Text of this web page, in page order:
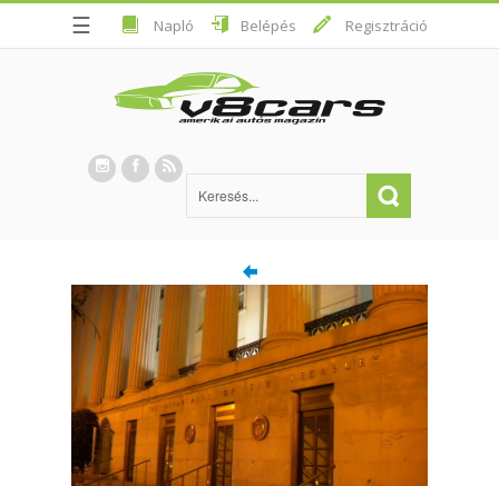
☰ Napló Belépés Regisztráció